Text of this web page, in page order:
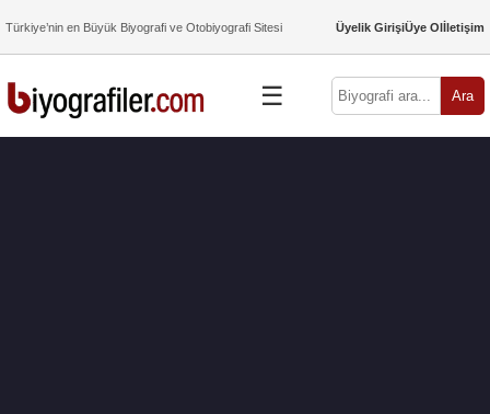
Türkiye’nin en Büyük Biyografi ve Otobiyografi Sitesi Üyelik GirişiÜye Olİletişim
☰ Ara